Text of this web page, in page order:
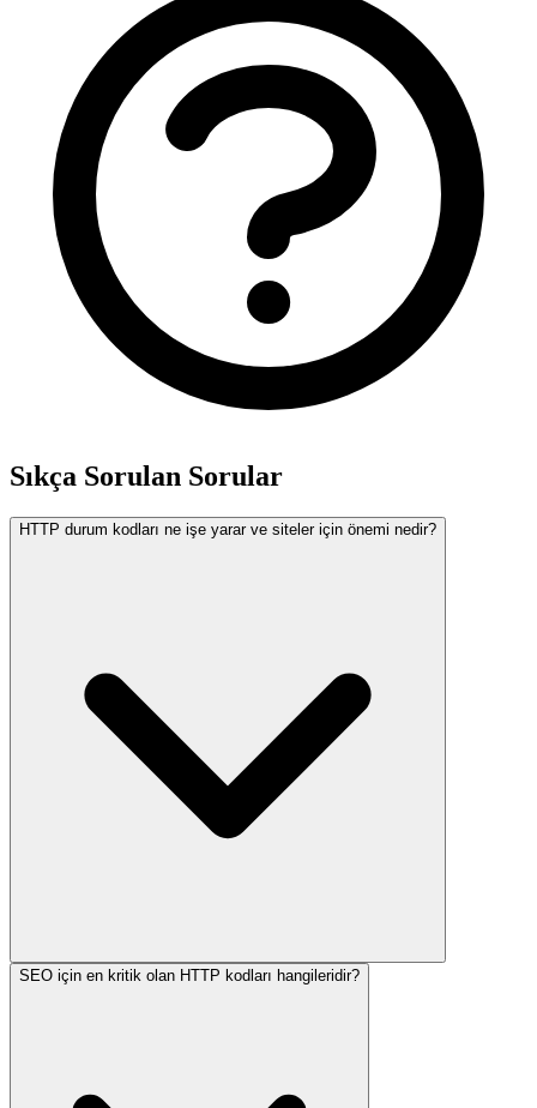
Sıkça Sorulan Sorular
HTTP durum kodları ne işe yarar ve siteler için önemi nedir?
SEO için en kritik olan HTTP kodları hangileridir?